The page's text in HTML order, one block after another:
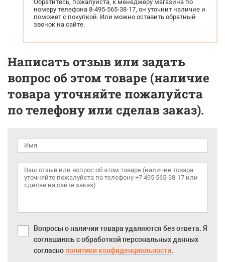
Обратитесь, пожалуйста, к менеджеру магазина по
номеру телефона 8-495-565-38-17, он уточнит наличие и
поможет с покупкой. Или можно оставить обратный
звонок на сайте.
Написать отзыв или задать
вопрос об этом товаре (наличие
товара уточняйте пожалуйста
по телефону или сделав заказ).
Вопросы о наличии товара удаляются без ответа. Я
соглашаюсь с обработкой персональных данных
согласно политики конфиденциальности.